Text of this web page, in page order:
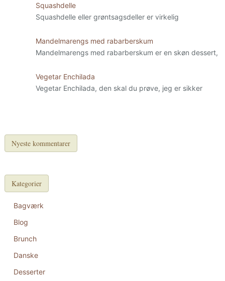
Squashdelle
Squashdelle eller grøntsagsdeller er virkelig
Mandelmarengs med rabarberskum
Mandelmarengs med rabarberskum er en skøn dessert,
Vegetar Enchilada
Vegetar Enchilada, den skal du prøve, jeg er sikker
Nyeste kommentarer
Kategorier
Bagværk
Blog
Brunch
Danske
Desserter